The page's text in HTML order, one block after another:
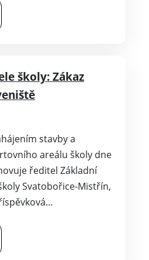
školy: Zákaz
stavby a
areálu školy dne
ředitel Základní
Svatobořice-Mistřín,